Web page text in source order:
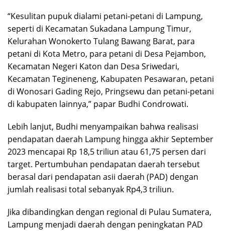
“Kesulitan pupuk dialami petani-petani di Lampung,
seperti di Kecamatan Sukadana Lampung Timur,
Kelurahan Wonokerto Tulang Bawang Barat, para
petani di Kota Metro, para petani di Desa Pejambon,
Kecamatan Negeri Katon dan Desa Sriwedari,
Kecamatan Tegineneng, Kabupaten Pesawaran, petani
di Wonosari Gading Rejo, Pringsewu dan petani-petani
di kabupaten lainnya,” papar Budhi Condrowati.
Lebih lanjut, Budhi menyampaikan bahwa realisasi
pendapatan daerah Lampung hingga akhir September
2023 mencapai Rp 18,5 triliun atau 61,75 persen dari
target. Pertumbuhan pendapatan daerah tersebut
berasal dari pendapatan asii daerah (PAD) dengan
jumlah realisasi total sebanyak Rp4,3 triliun.
Jika dibandingkan dengan regional di Pulau Sumatera,
Lampung menjadi daerah dengan peningkatan PAD